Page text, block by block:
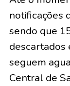
notificações
sendo que
descartados
seguem
Central de